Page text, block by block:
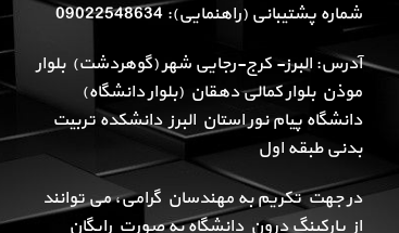
شماره پشتیبانی (راهنمایی): 09022548634
آدرس: البرز- کرج-رجایی شهر (گوهردشت) بلوار
موذن بلوار کمالی دهقان (بلوار دانشگاه)
دانشگاه پیام نور استان البرز دانشکده تربیت
بدنی طبقه اول
در جهت تکریم به مهندسان گرامی، می توانند
از پارکینگ درون دانشگاه به صورت رایگان